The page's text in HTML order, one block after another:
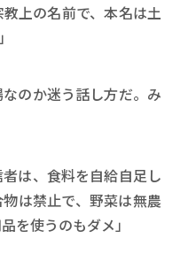
上の名前で、本名は土
のか迷う話し方だ。み
者は、食料を自給自足し
は禁止で、野菜は無農
を使うのもダメ」